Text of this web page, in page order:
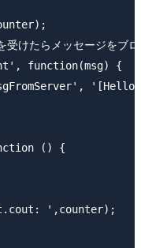
けたらメッセージをブロ
function(msg) {
'[Hello
() {
',counter);